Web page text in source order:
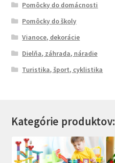
Pomôcky do domácnosti
Pomôcky do školy
Vianoce, dekorácie
Dielňa, záhrada, náradie
Turistika, šport, cyklistika
Kategórie produktov: